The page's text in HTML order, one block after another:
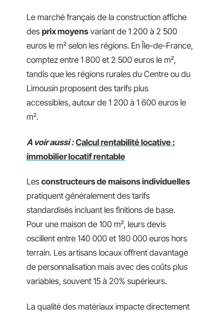
Le marché français de la construction affiche
des prix moyens variant de 1 200 à 2 500
euros le m² selon les régions. En Île-de-France,
comptez entre 1 800 et 2 500 euros le m²,
tandis que les régions rurales du Centre ou du
Limousin proposent des tarifs plus
accessibles, autour de 1 200 à 1 600 euros le
m².
A voir aussi : Calcul rentabilité locative :
immobilier locatif rentable
Les constructeurs de maisons individuelles
pratiquent généralement des tarifs
standardisés incluant les finitions de base.
Pour une maison de 100 m², leurs devis
oscillent entre 140 000 et 180 000 euros hors
terrain. Les artisans locaux offrent davantage
de personnalisation mais avec des coûts plus
variables, souvent 15 à 20% supérieurs.
La qualité des matériaux impacte directement